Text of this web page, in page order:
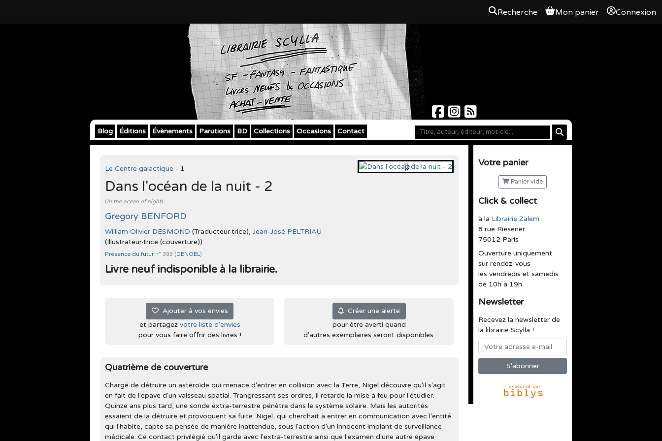
Recherche Mon panier Connexion
Blog Éditions Évènements Parutions BD Collections Occasions Contact
Votre panier
Panier vide
Click & collect
à la Librairie Zalem
8 rue Riesener
75012 Paris
Ouverture uniquement
sur rendez-vous
les vendredis et samedis
de 10h à 19h
Newsletter
Recevez la newsletter de
la librairie Scylla !
Le Centre galactique - 1
Dans l'océan de la nuit - 2
(In the ocean of night)
Gregory BENFORD
William Olivier DESMOND (Traducteur·trice), Jean-José PELTRIAU
(Illustrateur·trice (couverture))
Présence du futur n° 393 (DENOËL)
Livre neuf indisponible à la librairie.
Ajouter à vos envies
et partagez votre liste d'envies
pour vous faire offrir des livres !
Créer une alerte
pour être averti quand
d'autres exemplaires seront disponibles.
Quatrième de couverture
Chargé de détruire un astéroïde qui menace d'entrer en collision avec la Terre, Nigel découvre qu'il s'agit
en fait de l'épave d'un vaisseau spatial. Trangressant ses ordres, il retarde la mise à feu pour l'étudier.
Quinze ans plus tard, une sonde extra-terrestre pénètre dans le système solaire. Mais les autorités
essaient de la détruire et provoquent sa fuite. Nigel, qui cherchait à entrer en communication avec l'entité
qui l'habite, capte sa pensée de manière inattendue, sous l'action d'un innocent implant de surveillance
médicale. Ce contact privilégié qu'il garde avec l'extra-terrestre ainsi que l'examen d'une autre épave